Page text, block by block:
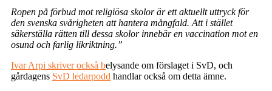
Ropen på förbud mot religiösa skolor är ett aktuellt uttryck för
den svenska svårigheten att hantera mångfald. Att i stället
säkerställa rätten till dessa skolor innebär en vaccination mot en
osund och farlig likriktning.”
Ivar Arpi skriver också belysande om förslaget i SvD, och
gårdagens SvD ledarpodd handlar också om detta ämne.